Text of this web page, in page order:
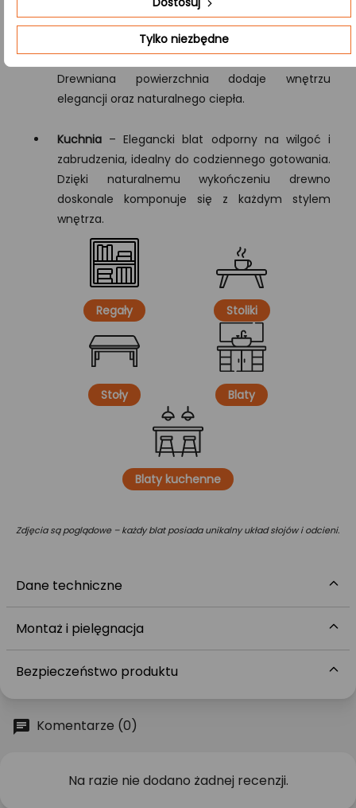
– Idealny jako element dekoracyjny i
użytkowy, podkreślający charakter salonu.
Drewniana powierzchnia dodaje wnętrzu
elegancji oraz naturalnego ciepła.
Kuchnia – Elegancki blat odporny na wilgoć i
zabrudzenia, idealny do codziennego gotowania.
Dzięki naturalnemu wykończeniu drewno
doskonale komponuje się z każdym stylem
wnętrza.
Regały Stoliki
Stoły Blaty
Blaty kuchenne
Zdjęcia są poglądowe – każdy blat posiada unikalny układ słojów i odcieni.
Dane techniczne
Montaż i pielęgnacja
Bezpieczeństwo produktu
Komentarze (0)
Na razie nie dodano żadnej recenzji.
Tylko niezbędne